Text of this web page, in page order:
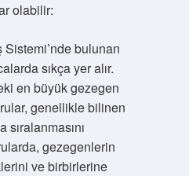
olabilir:
bulunan
sıkça yer alır.
en büyük gezegen
genellikle bilinen
gezegenlerin
ve birbirlerine